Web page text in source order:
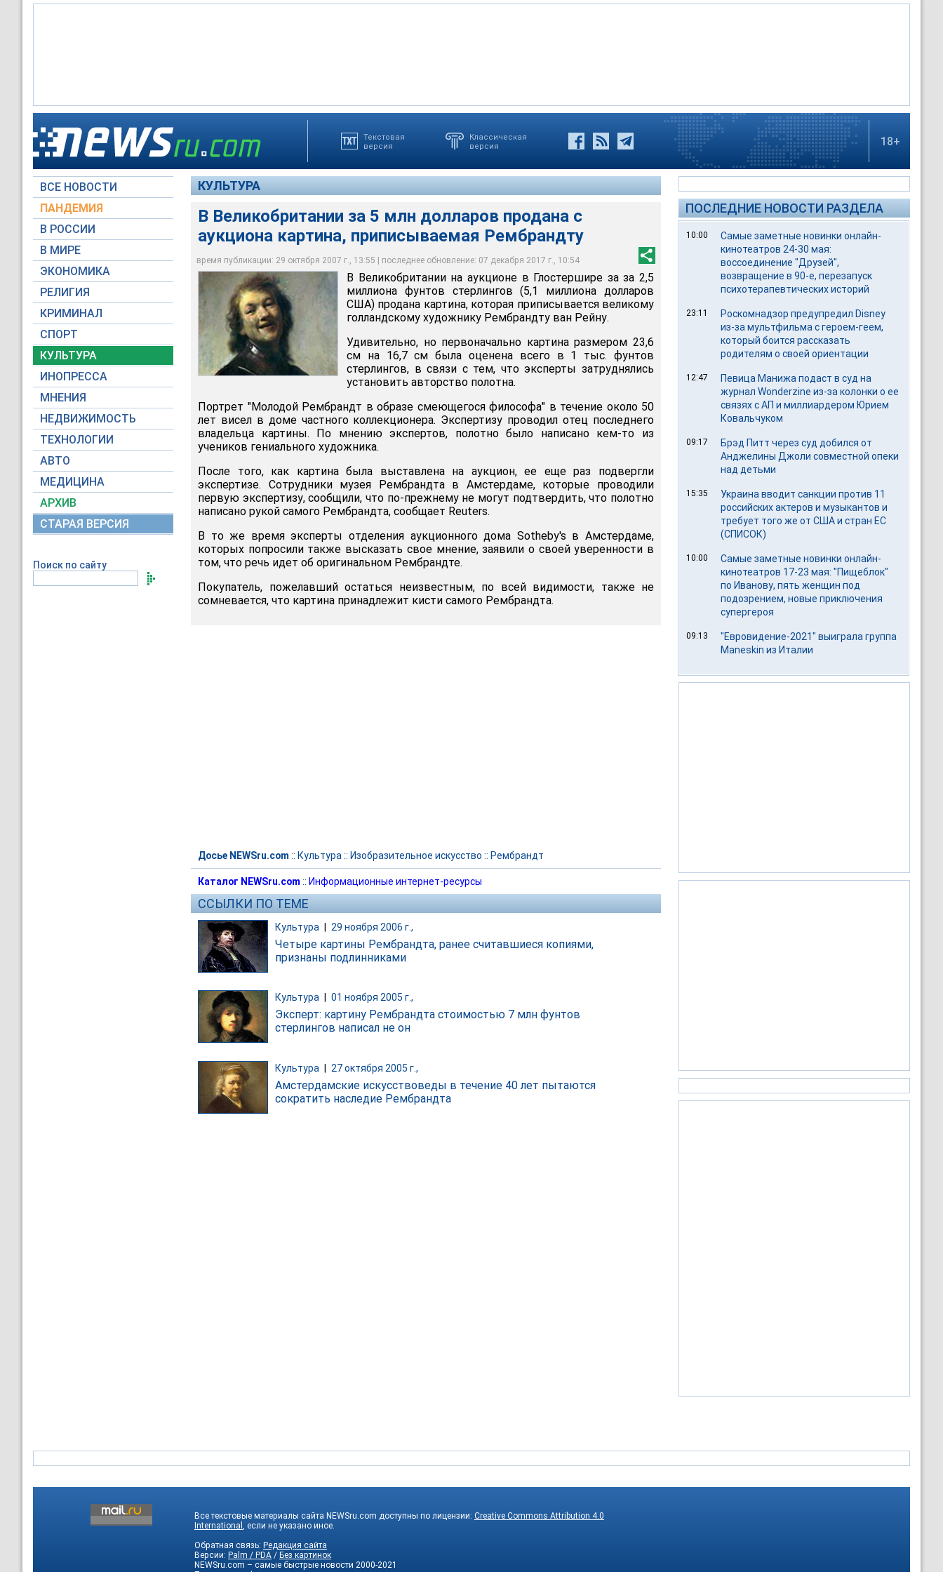
Текстовая
версия
Классическая
версия
18+
ВСЕ НОВОСТИ
ПАНДЕМИЯ
В РОССИИ
В МИРЕ
ЭКОНОМИКА
РЕЛИГИЯ
КРИМИНАЛ
СПОРТ
КУЛЬТУРА
ИНОПРЕССА
МНЕНИЯ
НЕДВИЖИМОСТЬ
ТЕХНОЛОГИИ
АВТО
МЕДИЦИНА
АРХИВ
СТАРАЯ ВЕРСИЯ
Поиск по сайту
КУЛЬТУРА
В Великобритании за 5 млн долларов продана с
аукциона картина, приписываемая Рембрандту
время публикации: 29 октября 2007 г., 13:55 | последнее обновление: 07 декабря 2017 г., 10:54
В то же время эксперты отделения аукционного дома Sotheby's в Амстердаме,
которых попросили также высказать свое мнение, заявили о своей уверенности в
том, что речь идет об оригинальном Рембрандте.
lenta.ru
В Великобритании на аукционе в Глостершире за за 2,5
миллиона фунтов стерлингов (5,1 миллиона долларов
США) продана картина, которая приписывается великому
голландскому художнику Рембрандту ван Рейну.
Удивительно, но первоначально картина размером 23,6
см на 16,7 см была оценена всего в 1 тыс. фунтов
стерлингов, в связи с тем, что эксперты затруднялись
установить авторство полотна.
Портрет "Молодой Рембрандт в образе смеющегося философа" в течение около 50
лет висел в доме частного коллекционера. Экспертизу проводил отец последнего
владельца картины. По мнению экспертов, полотно было написано кем-то из
учеников гениального художника.
После того, как картина была выставлена на аукцион, ее еще раз подвергли
экспертизе. Сотрудники музея Рембрандта в Амстердаме, которые проводили
первую экспертизу, сообщили, что по-прежнему не могут подтвердить, что полотно
написано рукой самого Рембрандта, сообщает Reuters.
В то же время эксперты отделения аукционного дома Sotheby's в Амстердаме,
которых попросили также высказать свое мнение, заявили о своей уверенности в
том, что речь идет об оригинальном Рембрандте.
Покупатель, пожелавший остаться неизвестным, по всей видимости, также не
сомневается, что картина принадлежит кисти самого Рембрандта.
Досье NEWSru.com :: Культура :: Изобразительное искусство :: Рембрандт
Каталог NEWSru.com :: Информационные интернет-ресурсы
ССЫЛКИ ПО ТЕМЕ
Культура 29 ноября 2006 г.,
Четыре картины Рембрандта, ранее считавшиеся копиями,
признаны подлинниками
Культура 01 ноября 2005 г.,
Эксперт: картину Рембрандта стоимостью 7 млн фунтов
стерлингов написал не он
Культура | 27 октября 2005 г.,
Амстердамские искусствоведы в течение 40 лет пытаются
сократить наследие Рембрандта
ПОСЛЕДНИЕ НОВОСТИ РАЗДЕЛА
10:00
Самые заметные новинки онлайн-
кинотеатров 24-30 мая:
воссоединение "Друзей",
возвращение в 90-е, перезапуск
психотерапевтических историй
23:11
Роскомнадзор предупредил Disney
из-за мультфильма c героем-геем,
который боится рассказать
родителям о своей ориентации
12:47
Певица Манижа подаст в суд на
журнал Wonderzine из-за колонки о ее
связях с АП и миллиардером Юрием
Ковальчуком
09:17
Брэд Питт через суд добился от
Анджелины Джоли совместной опеки
над детьми
15:35
Украина вводит санкции против 11
российских актеров и музыкантов и
требует того же от США и стран ЕС
(СПИСОК)
10:00
Самые заметные новинки онлайн-
кинотеатров 17-23 мая: "Пищеблок"
по Иванову, пять женщин под
подозрением, новые приключения
супергероя
09:13
"Евровидение-2021" выиграла группа
Maneskin из Италии
Все текстовые материалы сайта NEWSru.com доступны по лицензии: Creative Commons Attribution 4.0
International
, если не указано иное.
Обратная связь: Редакция сайта
Версии: Palm / PDA / Без картинок
NEWSru.com – самые быстрые новости 2000-2021